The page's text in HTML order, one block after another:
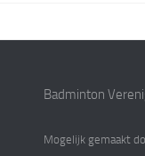
Badminton
Mogelijk gemaakt